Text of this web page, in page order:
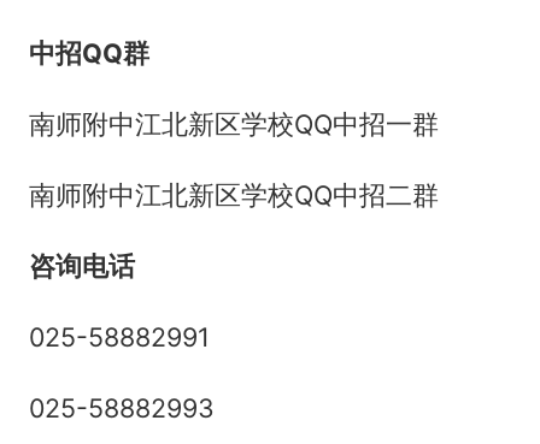
中招QQ群
南师附中江北新区学校QQ中招一群
南师附中江北新区学校QQ中招二群
咨询电话
025-58882991
025-58882993